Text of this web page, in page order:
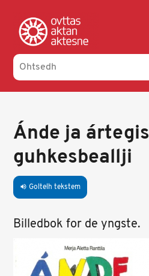
main
content
Ánde ja ártegis
guhkesbeallji
volume_up Goltelh tekstem
Billedbok for de yngste.